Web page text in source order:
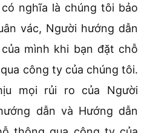
nghĩa là chúng tôi bảo
vác, Người hướng dẫn
mình khi bạn đặt chỗ
công ty của chúng tôi.
mọi rủi ro của Người
dẫn và Hướng dẫn